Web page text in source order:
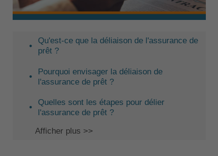
Qu'est-ce que la déliaison de l'assurance de
prêt ?
Pourquoi envisager la déliaison de
l'assurance de prêt ?
Quelles sont les étapes pour délier
l'assurance de prêt ?
Afficher plus >>